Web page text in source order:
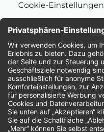
Cookie-Einstellungen
Bewertungen